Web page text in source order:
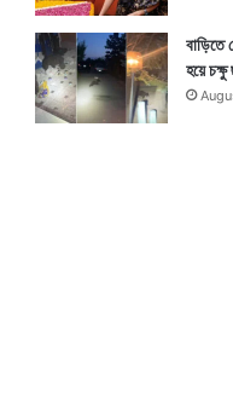
বাড়িতে
হয়ে চক্ষু